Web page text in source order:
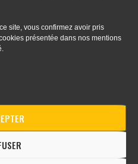
site, vous confirmez avoir pris
présentée dans nos mentions
FACEBOOK